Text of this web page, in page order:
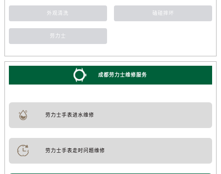
外观清洗 磕碰摔坏
劳力士
成都劳力士维修服务
劳力士手表进水维修
劳力士手表走时问题维修